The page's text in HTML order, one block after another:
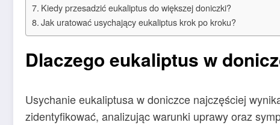
Kiedy przesadzić eukaliptus do większej doniczki?
Jak uratować usychający eukaliptus krok po kroku?
Dlaczego eukaliptus w
Usychanie eukaliptusa w doniczce najczęściej
zidentyfikować, analizując warunki uprawy oraz